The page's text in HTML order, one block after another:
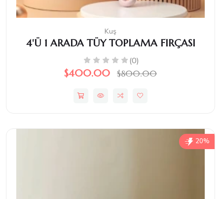
Kuş
4'Ü 1 ARADA TÜY TOPLAMA FIRÇASI
(0)
$400.00 $800.00
20%